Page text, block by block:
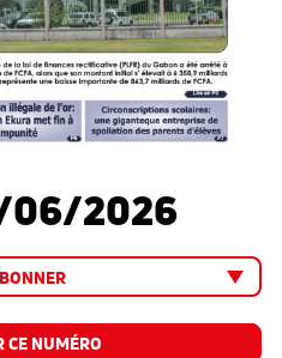
06/2026
CE NUMÉRO